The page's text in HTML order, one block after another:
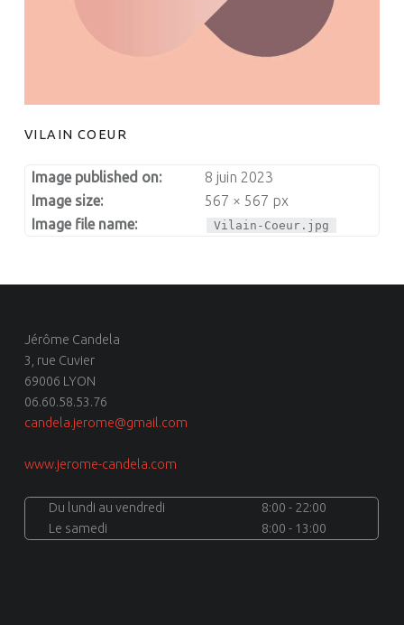
VILAIN COEUR
Image published on:
8 juin 2023
Image size:
567 × 567 px
Image file name:
Vilain-Coeur.jpg
Jérôme Candela
3, rue Cuvier
69006 LYON
06.60.58.53.76
candela.jerome@gmail.com
www.jerome-candela.com
Du lundi au vendredi
8:00 - 22:00
Le samedi
8:00 - 13:00